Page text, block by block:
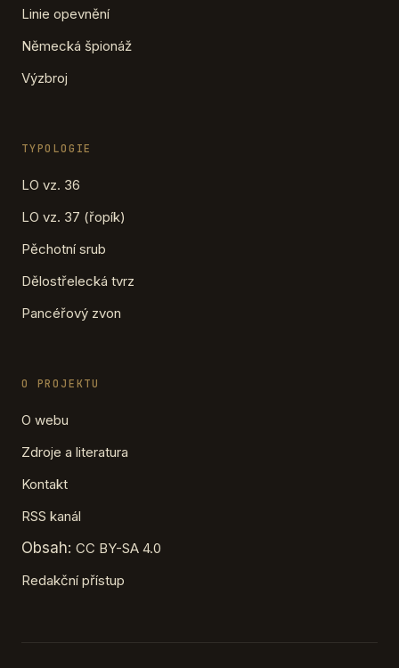
Linie opevnění
Německá špionáž
Výzbroj
TYPOLOGIE
LO vz. 36
LO vz. 37 (řopík)
Pěchotní srub
Dělostřelecká tvrz
Pancéřový zvon
O PROJEKTU
O webu
Zdroje a literatura
Kontakt
RSS kanál
Obsah: CC BY-SA 4.0
Redakční přístup